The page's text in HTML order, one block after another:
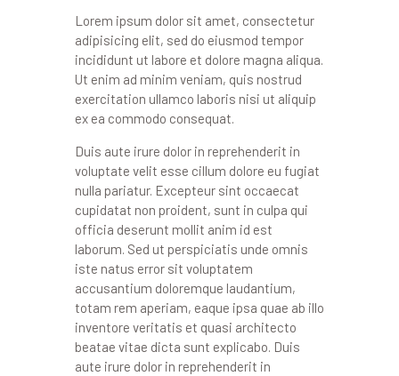
Lorem ipsum dolor sit amet, consectetur
adipisicing elit, sed do eiusmod tempor
incididunt ut labore et dolore magna aliqua.
Ut enim ad minim veniam, quis nostrud
exercitation ullamco laboris nisi ut aliquip
ex ea commodo consequat.
Duis aute irure dolor in reprehenderit in
voluptate velit esse cillum dolore eu fugiat
nulla pariatur. Excepteur sint occaecat
cupidatat non proident, sunt in culpa qui
officia deserunt mollit anim id est
laborum. Sed ut perspiciatis unde omnis
iste natus error sit voluptatem
accusantium doloremque laudantium,
totam rem aperiam, eaque ipsa quae ab illo
inventore veritatis et quasi architecto
beatae vitae dicta sunt explicabo. Duis
aute irure dolor in reprehenderit in